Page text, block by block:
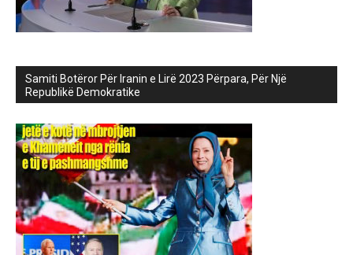
Samiti Botëror Për Iranin e Lirë 2023 Përpara, Për Një
Republikë Demokratike